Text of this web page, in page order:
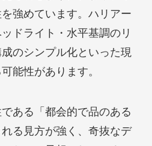
強めています。ハリアー
ドライト・水平基調のリ
のシンプル化といった現
能性があります。
ある「都会的で品のある
る見方が強く、奇抜なデ